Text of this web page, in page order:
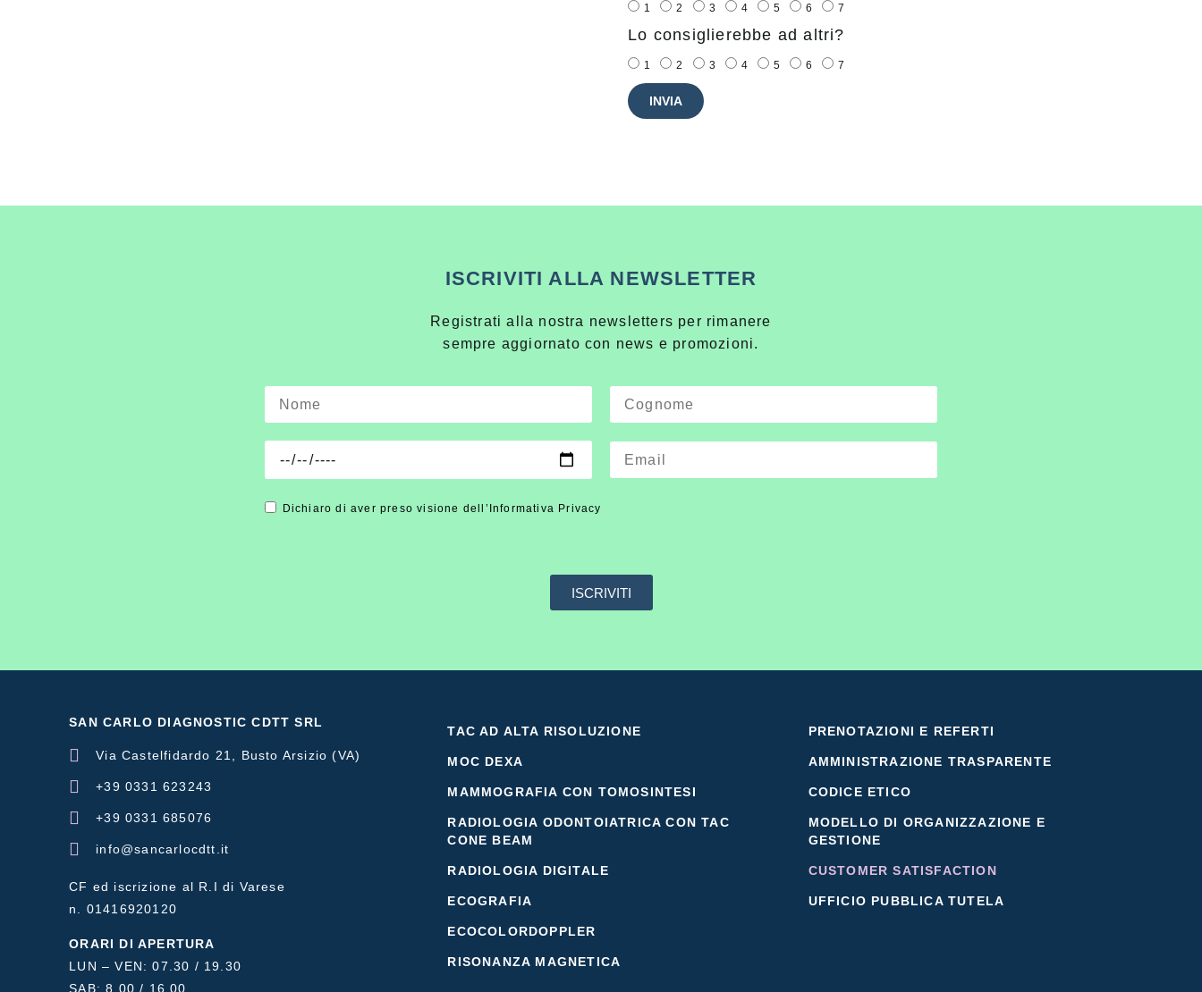
1 2 3 4 5 6 7
Lo consiglierebbe ad altri?
1 2 3 4 5 6 7
INVIA
ISCRIVITI ALLA NEWSLETTER
Registrati alla nostra newsletters per rimanere
sempre aggiornato con news e promozioni.
Dichiaro di aver preso visione dell’Informativa Privacy
ISCRIVITI
SAN CARLO DIAGNOSTIC CDTT SRL
Via Castelfidardo 21, Busto Arsizio (VA)
+39 0331 623243
+39 0331 685076
info@sancarlocdtt.it
CF ed iscrizione al R.I di Varese
n. 01416920120
ORARI DI APERTURA
LUN – VEN: 07.30 / 19.30
SAB: 8.00 / 16.00
TAC AD ALTA RISOLUZIONE
MOC DEXA
MAMMOGRAFIA CON TOMOSINTESI
RADIOLOGIA ODONTOIATRICA CON TAC
CONE BEAM
RADIOLOGIA DIGITALE
ECOGRAFIA
ECOCOLORDOPPLER
RISONANZA MAGNETICA
PRENOTAZIONI E REFERTI
AMMINISTRAZIONE TRASPARENTE
CODICE ETICO
MODELLO DI ORGANIZZAZIONE E
GESTIONE
CUSTOMER SATISFACTION
UFFICIO PUBBLICA TUTELA